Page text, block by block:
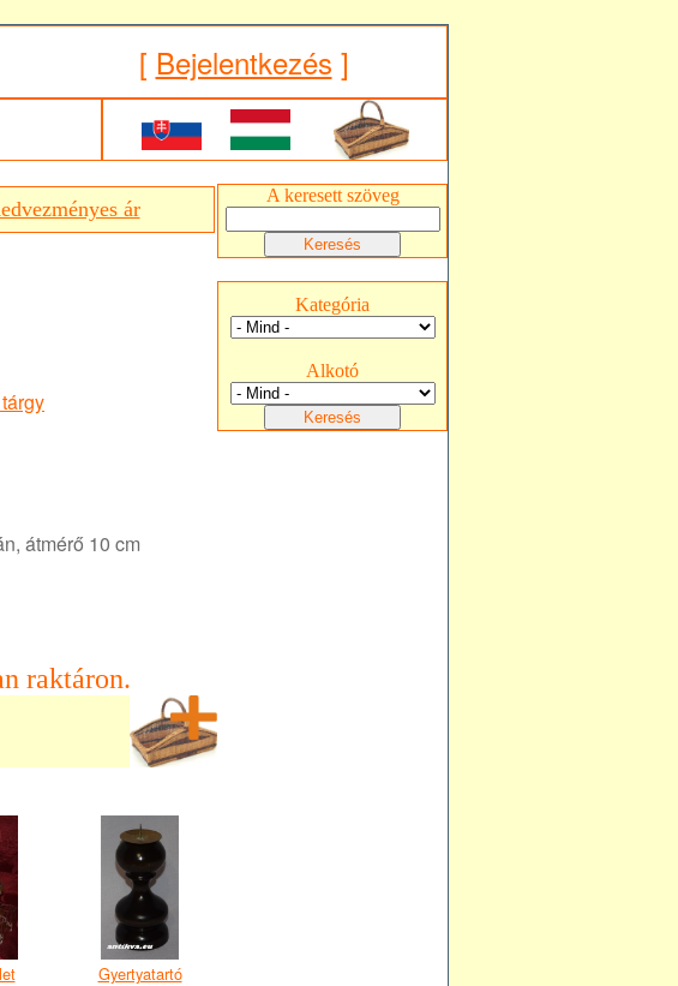
[ Bejelentkezés ]
ár
átmérő 10 cm
raktáron.
Gyertyatartó
A keresett szöveg
Kategória
Alkotó